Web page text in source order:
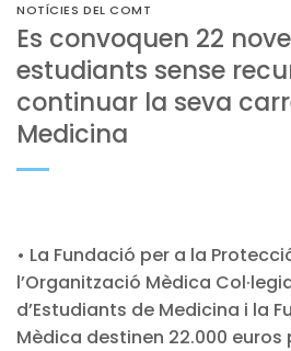
NOTÍCIES DEL COMT
Es convoquen 22
estudiants sense
continuar la seva
Medicina
• La Fundació per a la
l’Organització Mèdica
d’Estudiants de Medicina i la
Mèdica destinen 22.000